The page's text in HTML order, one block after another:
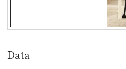
Data